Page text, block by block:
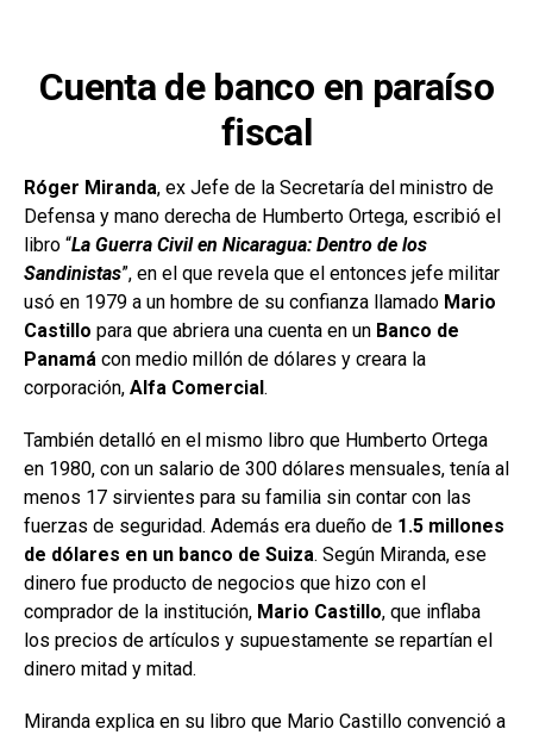
Cuenta de banco en paraíso
fiscal
Róger Miranda, ex Jefe de la Secretaría del ministro de
Defensa y mano derecha de Humberto Ortega, escribió el
libro “La Guerra Civil en Nicaragua: Dentro de los
Sandinistas”, en el que revela que el entonces jefe militar
usó en 1979 a un hombre de su confianza llamado Mario
Castillo para que abriera una cuenta en un Banco de
Panamá con medio millón de dólares y creara la
corporación, Alfa Comercial.
También detalló en el mismo libro que Humberto Ortega
en 1980, con un salario de 300 dólares mensuales, tenía al
menos 17 sirvientes para su familia sin contar con las
fuerzas de seguridad. Además era dueño de 1.5 millones
de dólares en un banco de Suiza. Según Miranda, ese
dinero fue producto de negocios que hizo con el
comprador de la institución, Mario Castillo, que inflaba
los precios de artículos y supuestamente se repartían el
dinero mitad y mitad.
Miranda explica en su libro que Mario Castillo convenció a